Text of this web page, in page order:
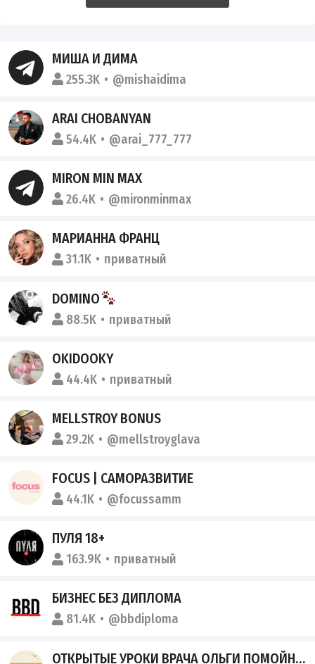
МИША И ДИМА
255.3K @mishaidima
ARAI CHOBANYAN
54.4K @arai_777_777
MIRON MIN MAX
26.4K @mironminmax
МАРИАННА ФРАНЦ
31.1K приватный
DOMINO
88.5K приватный
OKIDOOKY
44.4K приватный
MELLSTROY BONUS
29.2K @mellstroyglava
FOCUS | САМОРАЗВИТИЕ
44.1K @focussamm
ПУЛЯ 18+
163.9K приватный
БИЗНЕС БЕЗ ДИПЛОМА
81.4K @bbdiploma
ОТКРЫТЫЕ УРОКИ ВРАЧА ОЛЬГИ ПОМОЙНЕЦКОЙ